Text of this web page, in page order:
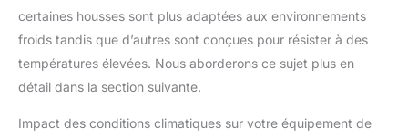
certaines housses sont plus adaptées aux environnements
froids tandis que d’autres sont conçues pour résister à des
températures élevées. Nous aborderons ce sujet plus en
détail dans la section suivante.
Impact des conditions climatiques sur votre équipement de